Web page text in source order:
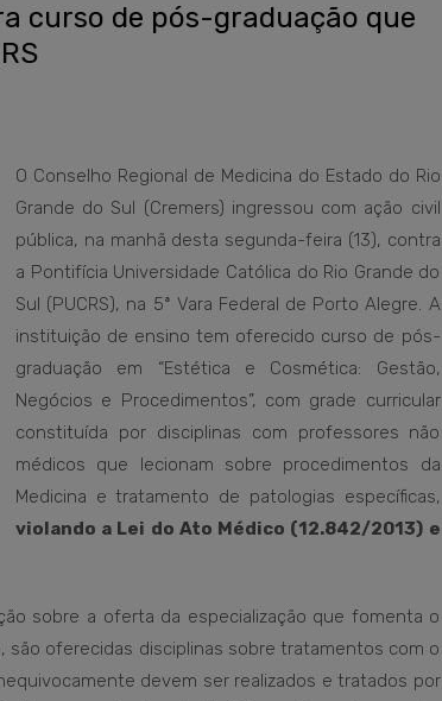
curso de pós-graduação que
O Conselho Regional de Medicina do Estado do Rio
Grande do Sul (Cremers) ingressou com ação civil
pública, na manhã desta segunda-feira (13), contra
a Pontifícia Universidade Católica do Rio Grande do
Sul (PUCRS), na 5ª Vara Federal de Porto Alegre. A
instituição de ensino tem oferecido curso de pós-
graduação em “Estética e Cosmética: Gestão,
Negócios e Procedimentos”, com grade curricular
constituída por disciplinas com professores não
médicos que lecionam sobre procedimentos da
Medicina e tratamento de patologias específicas,
violando a Lei do Ato Médico (12.842/2013) e
sobre a oferta da especialização que fomenta o
são oferecidas disciplinas sobre tratamentos com o
devem ser realizados e tratados por